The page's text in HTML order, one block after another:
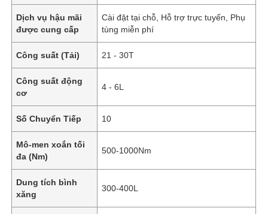
Dịch vụ hậu mãi
được cung cấp
Cài đặt tại chỗ, Hỗ trợ trực tuyến, Phụ
tùng miễn phí
Công suất (Tải) 21 - 30T
Công suất động
cơ
4 - 6L
Số Chuyển Tiếp 10
Mô-men xoắn tối
đa (Nm)
500-1000Nm
Dung tích bình
xăng
300-400L